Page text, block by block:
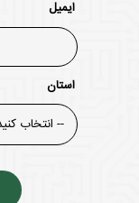
ایمیل
استان